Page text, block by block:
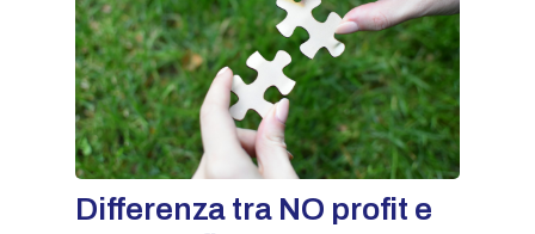
Differenza tra NO profit e